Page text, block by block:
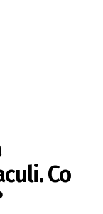
Co